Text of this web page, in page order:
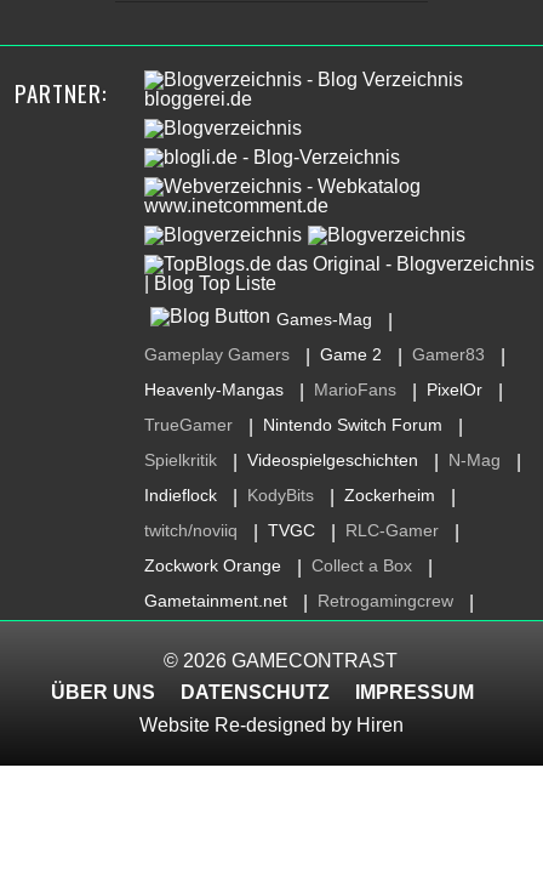
PARTNER:
Games-Mag
Gameplay Gamers Game 2 Gamer83
Heavenly-Mangas MarioFans PixelOr
TrueGamer Nintendo Switch Forum
Spielkritik Videospielgeschichten N-Mag
Indieflock KodyBits Zockerheim
twitch/noviiq TVGC RLC-Gamer
Zockwork Orange Collect a Box
Gametainment.net Retrogamingcrew
© 2026 GAMECONTRAST
ÜBER UNS
DATENSCHUTZ
IMPRESSUM
Website Re-designed by Hiren